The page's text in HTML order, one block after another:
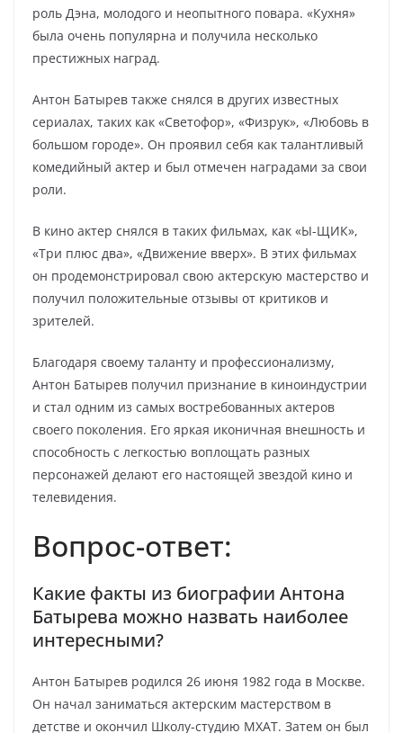
роль Дэна, молодого и неопытного повара. «Кухня»
была очень популярна и получила несколько
престижных наград.
Антон Батырев также снялся в других известных
сериалах, таких как «Светофор», «Физрук», «Любовь в
большом городе». Он проявил себя как талантливый
комедийный актер и был отмечен наградами за свои
роли.
В кино актер снялся в таких фильмах, как «Ы-ЩИК»,
«Три плюс два», «Движение вверх». В этих фильмах
он продемонстрировал свою актерскую мастерство и
получил положительные отзывы от критиков и
зрителей.
Благодаря своему таланту и профессионализму,
Антон Батырев получил признание в киноиндустрии
и стал одним из самых востребованных актеров
своего поколения. Его яркая иконичная внешность и
способность с легкостью воплощать разных
персонажей делают его настоящей звездой кино и
телевидения.
Вопрос-ответ:
Какие факты из биографии Антона
Батырева можно назвать наиболее
интересными?
Антон Батырев родился 26 июня 1982 года в Москве.
Он начал заниматься актерским мастерством в
детстве и окончил Школу-студию МХАТ. Затем он был